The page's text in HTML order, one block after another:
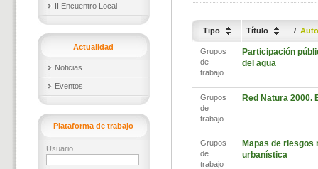
II Encuentro Local
Actualidad
Noticias
Eventos
Plataforma de trabajo
Usuario
Tipo Título /
Grupos
de
trabajo
Participación
del agua
Grupos
de
trabajo
Red Natura 2000.
Grupos
de
trabajo
Mapas de
urbanística